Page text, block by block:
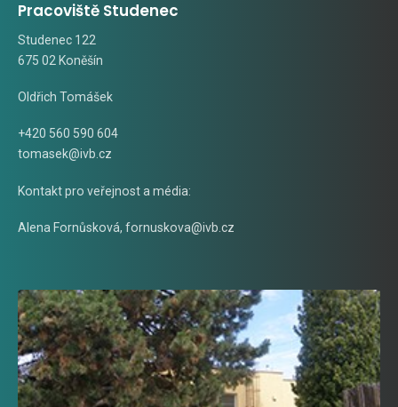
Pracoviště Studenec
Studenec 122
675 02 Koněšín
Oldřich Tomášek
+420 560 590 604
tomasek@ivb.cz
Kontakt pro veřejnost a média:
Alena Fornůsková, fornuskova@ivb.cz